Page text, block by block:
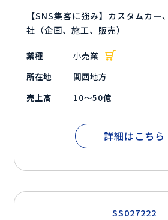
【SNS集客に強み】カスタムカー
社（企画、施工、販売）
業種
小売業
所在地
関西地方
売上高
10～50億
詳細はこちら
SS027222